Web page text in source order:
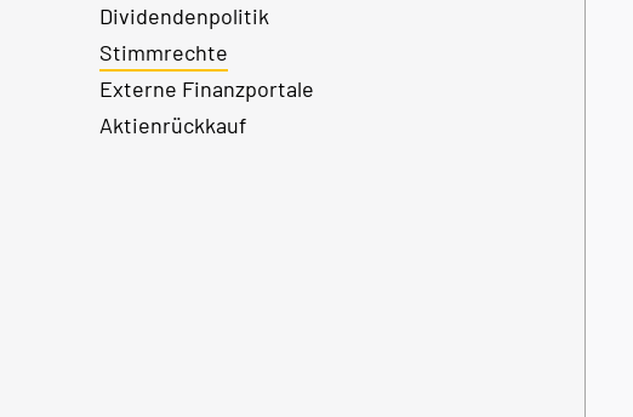
Dividendenpolitik
Stimmrechte
Externe Finanzportale
Aktienrückkauf